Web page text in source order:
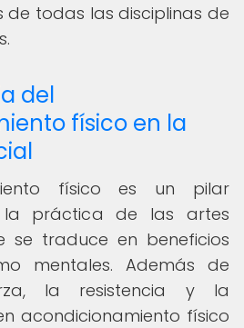
todas las disciplinas de
del
físico en la
físico es un pilar
la práctica de las artes
se traduce en beneficios
mentales. Además de
la resistencia y la
acondicionamiento físico